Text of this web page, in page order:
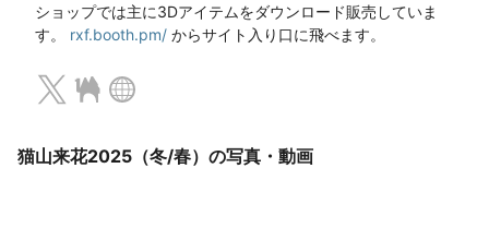
ショップでは主に3Dアイテムをダウンロード販売していま
す。 rxf.booth.pm/ からサイト入り口に飛べます。
猫山来花2025（冬/春）の写真・動画